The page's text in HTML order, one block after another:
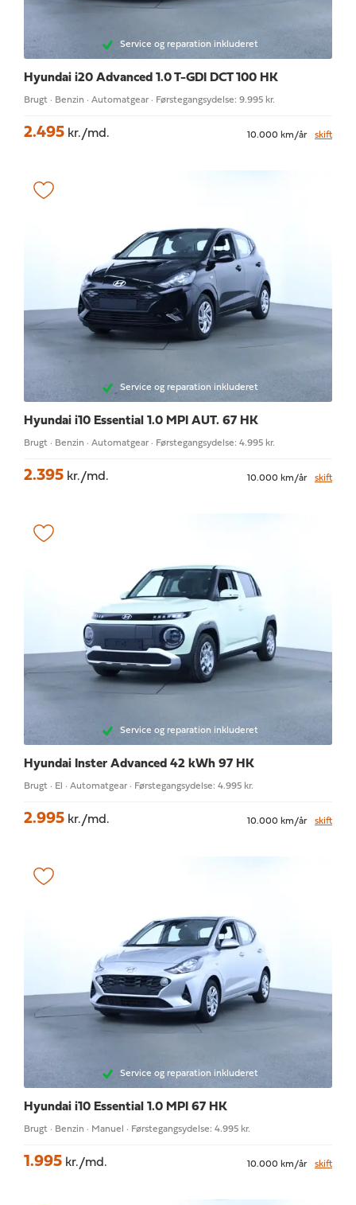
Service og reparation inkluderet
Hyundai i20 Advanced 1.0 T-GDI DCT 100 HK
Brugt · Benzin · Automatgear · Førstegangsydelse: 9.995 kr.
2.495 kr./md. 10.000 km/år skift
Service og reparation inkluderet
Hyundai i10 Essential 1.0 MPI AUT. 67 HK
Brugt · Benzin · Automatgear · Førstegangsydelse: 4.995 kr.
2.395 kr./md. 10.000 km/år skift
Service og reparation inkluderet
Hyundai Inster Advanced 42 kWh 97 HK
Brugt · El · Automatgear · Førstegangsydelse: 4.995 kr.
2.995 kr./md. 10.000 km/år skift
Service og reparation inkluderet
Hyundai i10 Essential 1.0 MPI 67 HK
Brugt · Benzin · Manuel · Førstegangsydelse: 4.995 kr.
1.995 kr./md. 10.000 km/år skift